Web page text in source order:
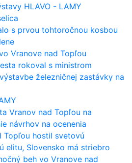
HLAVO - LAMY
s prvou tohtoročnou kosbou
Vranove nad Topľou
rokoval s ministrom
železničnej zastávky na
Vranov nad Topľou na
návrhov na ocenenia
Topľou hostil svetovú
elitu, Slovensko má striebro
beh vo Vranove nad